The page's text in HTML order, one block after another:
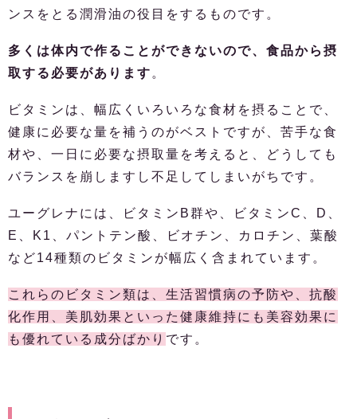
ンスをとる潤滑油の役目をするものです。
多くは体内で作ることができないので、食品から摂
取する必要があります 。
ビタミンは、幅広くいろいろな食材を摂ることで、
健康に必要な量を補うのがベストですが、苦手な食
材や、一日に必要な摂取量を考えると、どうしても
バランスを崩しますし不足してしまいがちです。
ユーグレナには、ビタミンB群や、ビタミンC、D、
E、K1、パントテン酸、ビオチン、カロチン、葉酸
など14種類のビタミンが幅広く含まれています。
これらのビタミン類は、生活習慣病の予防や、抗酸
化作用、美肌効果といった健康維持にも美容効果に
も優れている成分ばかり です。